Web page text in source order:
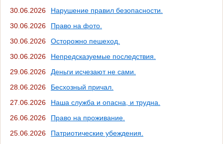
30.06.2026
Нарушение правил безопасности.
30.06.2026
Право на фото.
30.06.2026
Осторожно пешеход.
30.06.2026
Непредсказуемые последствия.
29.06.2026
Деньги исчезают не сами.
28.06.2026
Бесхозный причал.
27.06.2026
Наша служба и опасна, и трудна.
26.06.2026
Право на проживание.
25.06.2026
Патриотические убеждения.